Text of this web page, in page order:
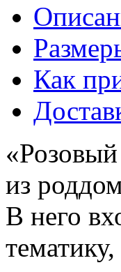
Как
из
В него